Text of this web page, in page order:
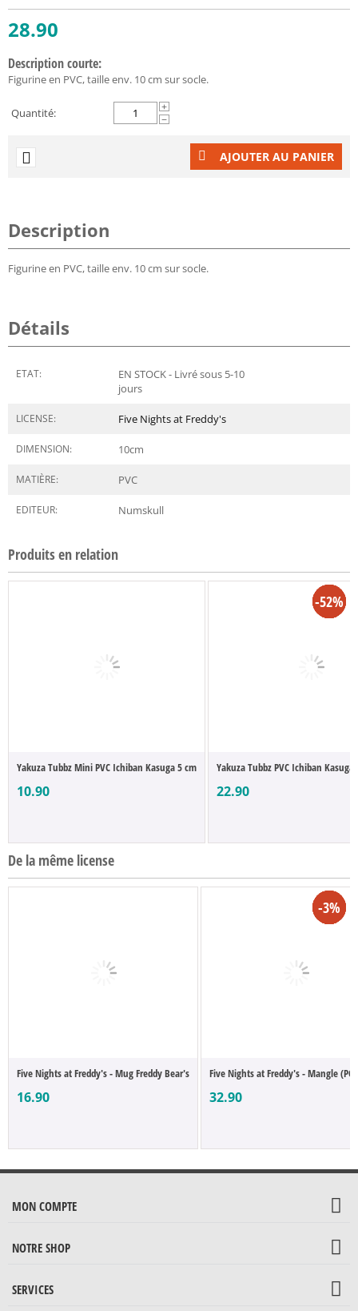
28.90
Description courte:
Figurine en PVC, taille env. 10 cm sur socle.
Quantité:
+
−
AJOUTER AU PANIER
Description
Figurine en PVC, taille env. 10 cm sur socle.
Détails
ETAT:
EN STOCK - Livré sous 5-10
jours
LICENSE: Five Nights at Freddy's
DIMENSION: 10cm
MATIÈRE: PVC
EDITEUR: Numskull
Produits en relation
Yakuza Tubbz Mini PVC Ichiban Kasuga 5 cm
10.90
Yakuza Tubbz PVC Ichiban
22.90
-52%
-52%
-38%
-17%
-37%
-52%
De la même license
Five Nights at Freddy's - Mug Freddy Bear's
16.90
Five Nights at Freddy's - Mangle
32.90
-52%
-38%
-6%
-13%
-5%
-3%
MON COMPTE
NOTRE SHOP
SERVICES